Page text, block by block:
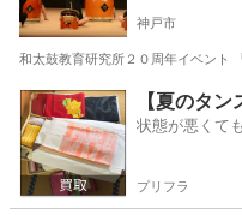
神戸市
和太鼓教育研究所２０周年イベント
兵庫 神戸市 和太鼓
【夏のタ
状態が悪くて
プリフラ